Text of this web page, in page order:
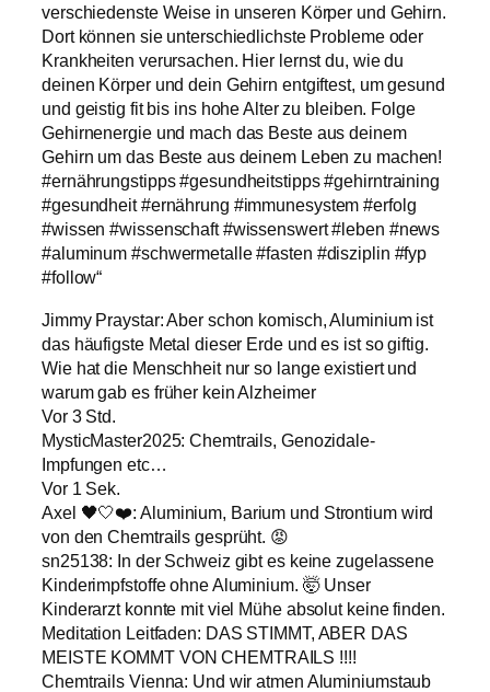
verschiedenste Weise in unseren Körper und Gehirn.
Dort können sie unterschiedlichste Probleme oder
Krankheiten verursachen. Hier lernst du, wie du
deinen Körper und dein Gehirn entgiftest, um gesund
und geistig fit bis ins hohe Alter zu bleiben. Folge
Gehirnenergie und mach das Beste aus deinem
Gehirn um das Beste aus deinem Leben zu machen!
#ernährungstipps #gesundheitstipps #gehirntraining
#gesundheit #ernährung #immunesystem #erfolg
#wissen #wissenschaft #wissenswert #leben #news
#aluminum #schwermetalle #fasten #disziplin #fyp
#follow“
Jimmy Praystar: Aber schon komisch, Aluminium ist
das häufigste Metal dieser Erde und es ist so giftig.
Wie hat die Menschheit nur so lange existiert und
warum gab es früher kein Alzheimer
Vor 3 Std.
MysticMaster2025: Chemtrails, Genozidale-
Impfungen etc…
Vor 1 Sek.
Axel 🖤🤍❤️: Aluminium, Barium und Strontium wird
von den Chemtrails gesprüht. 😡
sn25138: In der Schweiz gibt es keine zugelassene
Kinderimpfstoffe ohne Aluminium. 🤯 Unser
Kinderarzt konnte mit viel Mühe absolut keine finden.
Meditation Leitfaden: DAS STIMMT, ABER DAS
MEISTE KOMMT VON CHEMTRAILS !!!!
Chemtrails Vienna: Und wir atmen Aluminiumstaub